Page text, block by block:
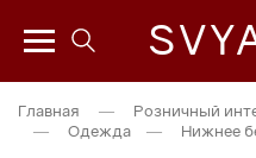
Главная — Розничный
—
Одежда — Нижнее